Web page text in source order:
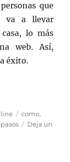
que
va a llevar
lo más
web. Así,
éxito.
Etiquetas
como,
pasos
Deja un